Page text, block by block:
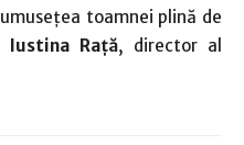
toamnei plină de
Iustina Raţă, director al